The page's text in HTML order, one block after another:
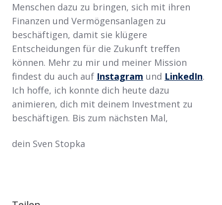
Menschen dazu zu bringen, sich mit ihren
Finanzen und Vermögensanlagen zu
beschäftigen, damit sie klügere
Entscheidungen für die Zukunft treffen
können. Mehr zu mir und meiner Mission
findest du auch auf Instagram und LinkedIn.
Ich hoffe, ich konnte dich heute dazu
animieren, dich mit deinem Investment zu
beschäftigen. Bis zum nächsten Mal,
dein Sven Stopka